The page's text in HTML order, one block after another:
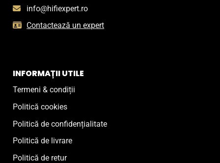
info@hifiexpert.ro
Contactează un expert
INFORMAȚII UTILE
Termeni & condiții
Politică cookies
Politică de confidențialitate
Politică de livrare
Politică de retur